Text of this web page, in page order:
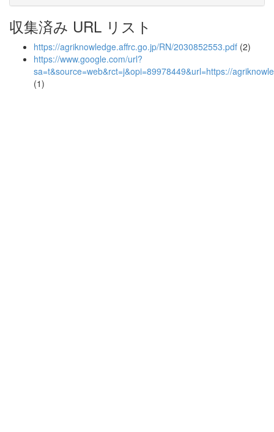
収集済み URL リスト
https://agriknowledge.affrc.go.jp/RN/2030852553.pdf (2)
https://www.google.com/url?
sa=t&source=web&rct=j&opi=89978449&url=https://
(1)